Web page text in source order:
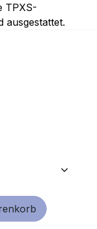
TPXS-
ausgestattet.